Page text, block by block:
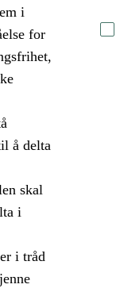
i
for
å delta
skal
i
i tråd